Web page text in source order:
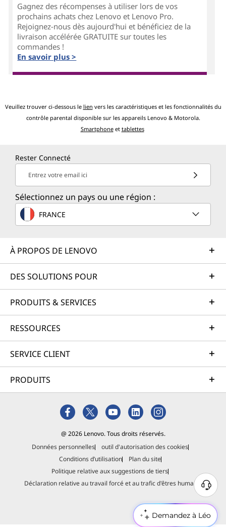
Demandez à Léo
Gagnez des récompenses à utiliser lors de vos
prochains achats chez Lenovo et Lenovo Pro.
Rejoignez-nous dès aujourd'hui et bénéficiez de la
livraison accélérée GRATUITE sur toutes les
commandes !
En savoir plus >
Veuillez trouver ci-dessous le lien vers les caractéristiques et les fonctionnalités du
contrôle parental disponible sur les appareils Lenovo & Motorola.
Smartphoneet tablettes
Rester Connecté
Entrez votre email ici
Sélectionnez un pays ou une région :
FRANCE
À PROPOS DE LENOVO
DES SOLUTIONS POUR
PRODUITS & SERVICES
RESSOURCES
SERVICE CLIENT
PRODUITS
@ 2026 Lenovo. Tous droits réservés.
Données personnelles
outil d'autorisation des cookies
Conditions d’utilisation
Plan du site
Politique relative aux suggestions de tiers
Déclaration relative au travail forcé et au trafic d'êtres humains